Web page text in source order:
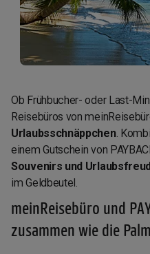
Ob Frühbucher- oder Last-
Reisebüros von
Urlaubsschnäppchen.
einem Gutschein von
Souvenirs und
im Geldbeutel.
meinReisebüro und
zusammen wie die